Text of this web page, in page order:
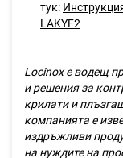
тук:
LAKYF2
Locinox е водещ
и решения за
крилати и
компанията е
издръжливи
на нуждите на